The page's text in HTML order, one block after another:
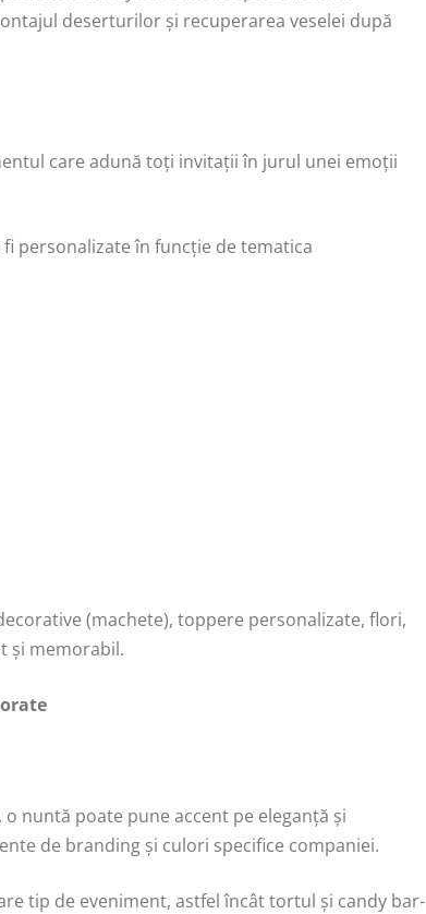
deserturilor și recuperarea veselei după
care adună toți invitații în jurul unei emoții
personalizate în funcție de tematica
(machete), toppere personalizate, flori,
și memorabil.
nuntă poate pune accent pe eleganță și
de branding și culori specifice companiei.
tip de eveniment, astfel încât tortul și candy bar-